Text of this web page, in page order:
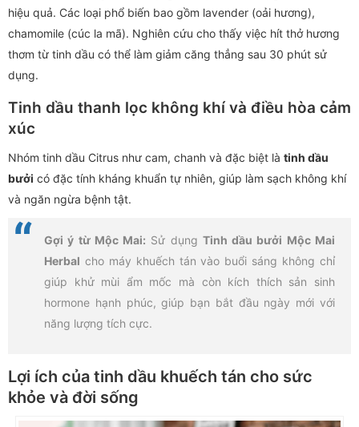
hiệu quả. Các loại phổ biến bao gồm lavender (oải hương),
chamomile (cúc la mã). Nghiên cứu cho thấy việc hít thở hương
thơm từ tinh dầu có thể làm giảm căng thẳng sau 30 phút sử
dụng.
Tinh dầu thanh lọc không khí và điều hòa cảm
xúc
Nhóm tinh dầu Citrus như cam, chanh và đặc biệt là tinh dầu
bưởi có đặc tính kháng khuẩn tự nhiên, giúp làm sạch không khí
và ngăn ngừa bệnh tật.
Gợi ý từ Mộc Mai: Sử dụng Tinh dầu bưởi Mộc Mai
Herbal cho máy khuếch tán vào buổi sáng không chỉ
giúp khử mùi ẩm mốc mà còn kích thích sản sinh
hormone hạnh phúc, giúp bạn bắt đầu ngày mới với
năng lượng tích cực.
Lợi ích của tinh dầu khuếch tán cho sức
khỏe và đời sống